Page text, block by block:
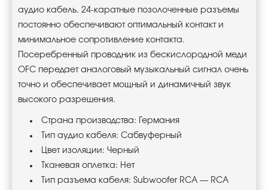
аудио кабель. 24-каратные позолоченные разъемы
постоянно обеспечивают оптимальный контакт и
минимальное сопротивление контакта.
Посеребренный проводник из бескислородной меди
OFC передает аналоговый музыкальный сигнал очень
точно и обеспечивает мощный и динамичный звук
высокого разрешения.
Страна производства: Германия
Тип аудио кабеля: Сабвуферный
Цвет изоляции: Черный
Тканевая оплетка: Нет
Тип разъема кабеля: Subwoofer RCA — RCA